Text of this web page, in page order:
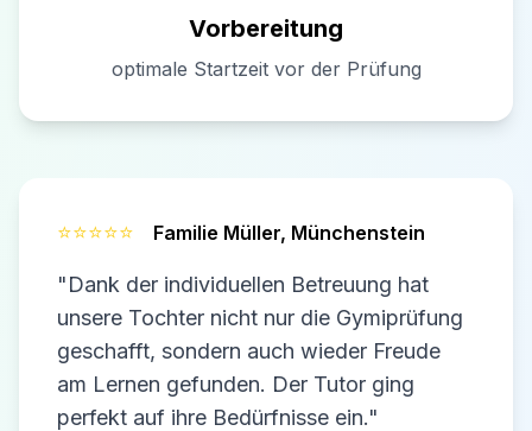
Vorbereitung
optimale Startzeit vor der Prüfung
⭐⭐⭐⭐⭐ Familie Müller, Münchenstein
"Dank der individuellen Betreuung hat
unsere Tochter nicht nur die Gymiprüfung
geschafft, sondern auch wieder Freude
am Lernen gefunden. Der Tutor ging
perfekt auf ihre Bedürfnisse ein."